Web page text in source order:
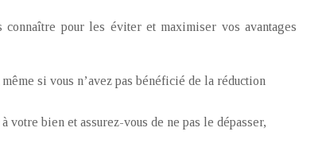
pour les éviter et maximiser vos avantages
si vous n’avez pas bénéficié de la réduction
bien et assurez-vous de ne pas le dépasser,